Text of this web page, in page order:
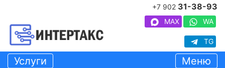
+7 902 31-38-93
MAX WA
TG
Услуги Меню